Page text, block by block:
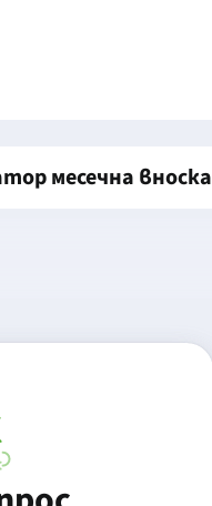
месечна вноска